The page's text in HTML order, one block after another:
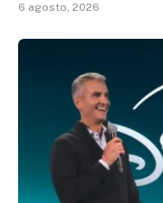
6 agosto, 2026